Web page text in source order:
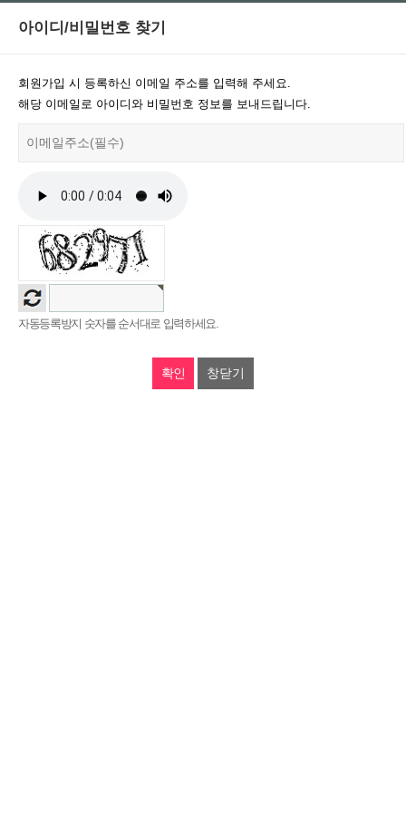
아이디/비밀번호 찾기
회원가입 시 등록하신 이메일 주소를 입력해 주세요.
해당 이메일로 아이디와 비밀번호 정보를 보내드립니다.
자동등록방지 숫자를 순서대로 입력하세요.
창닫기